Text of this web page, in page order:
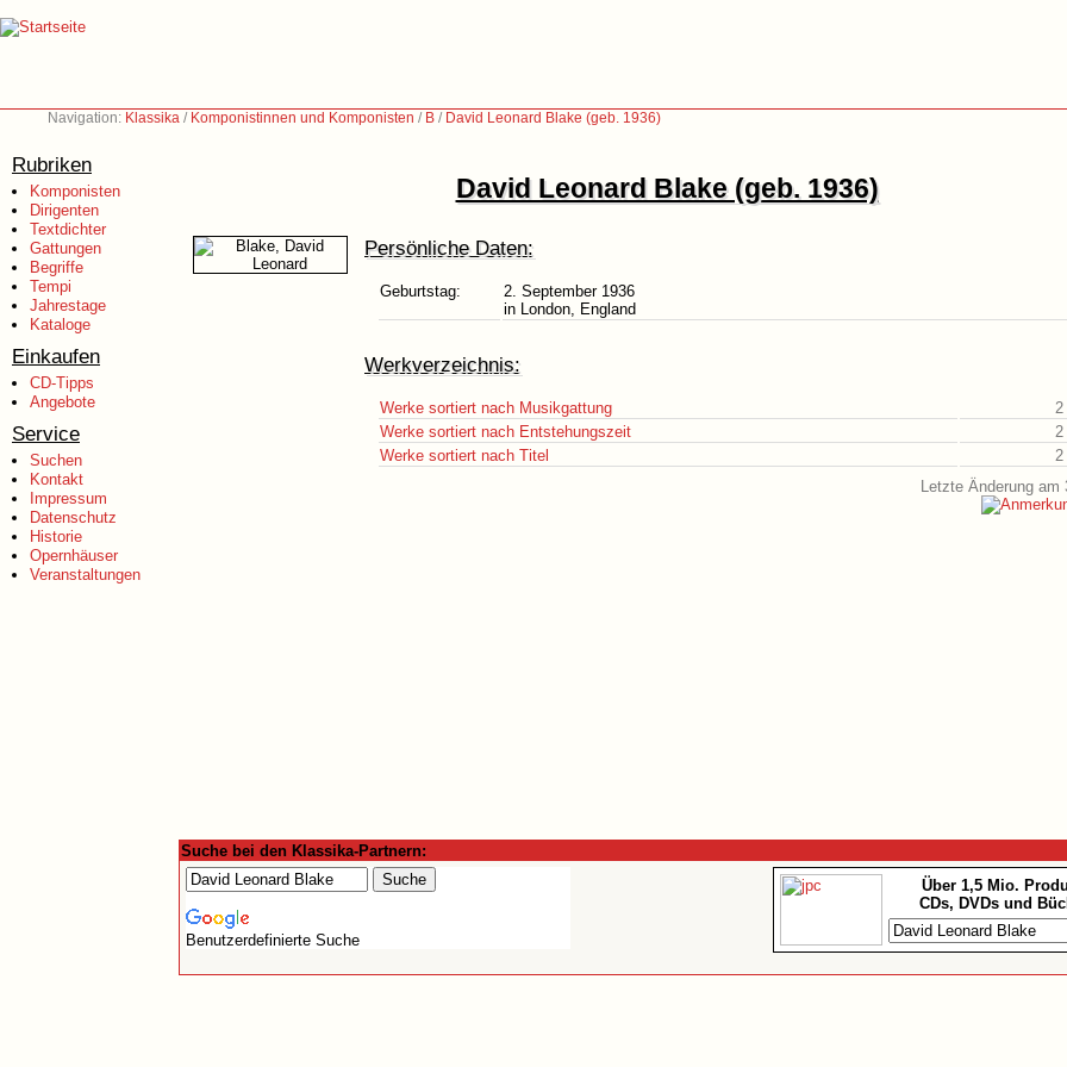
Navigation: Klassika / Komponistinnen und Komponisten / B / David Leonard Blake (geb. 1936)
Rubriken
Komponisten
Dirigenten
Textdichter
Gattungen
Begriffe
Tempi
Jahrestage
Kataloge
Einkaufen
CD-Tipps
Angebote
Service
Suchen
Kontakt
Impressum
Datenschutz
Historie
Opernhäuser
Veranstaltungen
David Leonard Blake (geb. 1936)
Persönliche Daten:
Geburtstag:
2. September 1936
in London, England
Werkverzeichnis:
Werke sortiert nach Musikgattung
2
Werke sortiert nach Entstehungszeit
2
Werke sortiert nach Titel
2
Letzte Änderung am
Suche bei den Klassika-Partnern:
Benutzerdefinierte Suche
Über 1,5 Mio.
CDs, DVDs und